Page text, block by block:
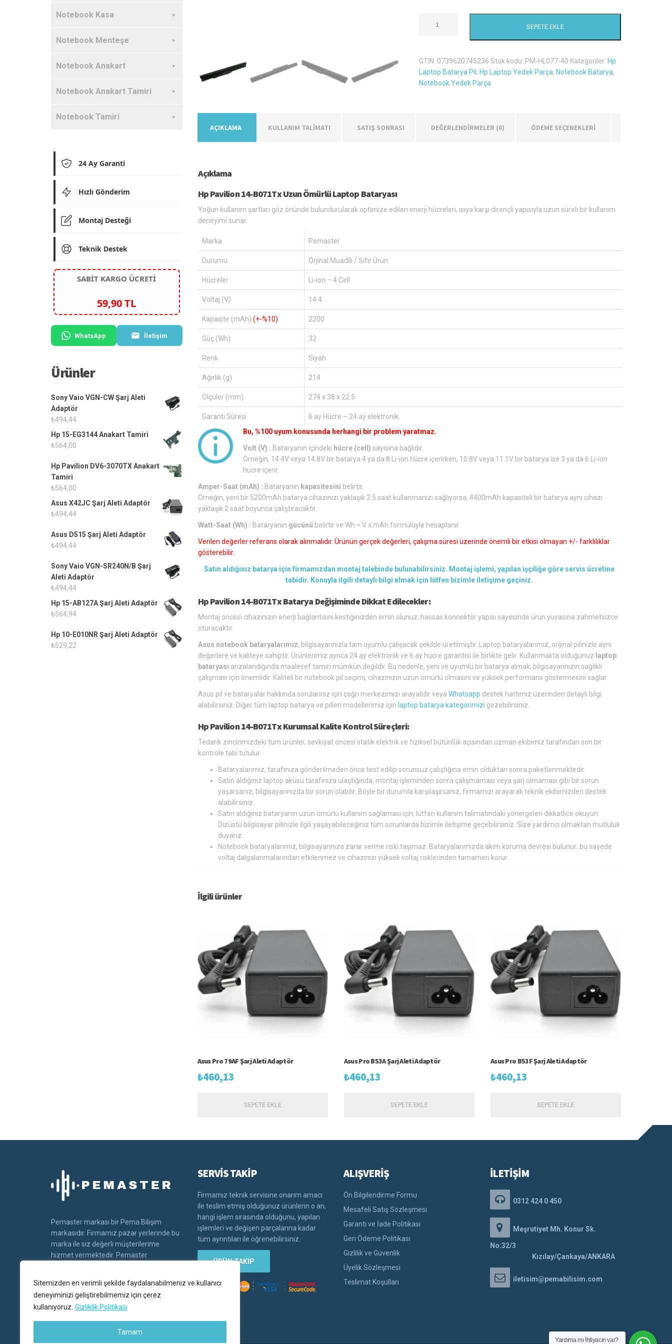
Sitemizden en verimli şekilde faydalanabilmeniz ve kullanıcı
deneyiminizi geliştirebilmemiz için çerez
kullanıyoruz. Gizliklik Politikası
Tamam
Pavilion
Laptop
Batarya
Pil
adet
SEPETE EKLE
GTIN: 0739620745236 Stok kodu: PM-HL077-40 Kategoriler: Hp
Laptop Batarya Pil , Hp Laptop Yedek Parça, Notebook Batarya,
Notebook Yedek Parça
AÇIKLAMA KULLANIM TALİMATI SATIŞ SONRASI DEĞERLENDIRMELER (0) ÖDEME SEÇENEKLERİ
Açıklama
Hp Pavilion 14-B071Tx Uzun Ömürlü Laptop Bataryası
Yoğun kullanım şartları göz önünde bulundurularak optimize edilen enerji hücreleri, ısıya karşı dirençli yapısıyla uzun süreli bir kullanım
deneyimi sunar.
Marka Pemaster
Durumu Orjinal Muadili / Sıfır Ürün
Hücreler Li-ion – 4 Cell
Voltaj (V) 14.4
Kapasite (mAh) (+-%10) 2200
Güç (Wh) 32
Renk Siyah
Ağırlık (g) 214
Ölçüler (mm) 274 x 38 x 22.5
Garanti Süresi
6 ay Hücre – 24 ay elektronik.
Bu, %100 uyum konusunda herhangi bir problem yaratmaz.
Volt (V) : Bataryanın içindeki hücre (cell) sayısına bağlıdır.
Örneğin, 14.4V veya 14.8V bir batarya 4 ya da 8 Li-ion hücre içerirken, 10.8V veya 11.1V bir batarya ise 3 ya da 6 Li-ion
hücre içerir.
Amper-Saat (mAh) : Bataryanın kapasitesini belirtir.
Örneğin, yeni bir 5200mAh batarya cihazınızı yaklaşık 2.5 saat kullanmanızı sağlıyorsa, 4400mAh kapasiteli bir batarya aynı cihazı
yaklaşık 2 saat boyunca çalıştıracaktır.
Watt-Saat (Wh) : Bataryanın gücünü belirtir ve Wh = V x mAh formülüyle hesaplanır
Verilen değerler referans olarak alınmalıdır. Ürünün gerçek değerleri, çalışma süresi üzerinde önemli bir etkisi olmayan +/- farklılıklar
gösterebilir.
Satın aldığınız batarya için firmamızdan montaj talebinde bulunabilirsiniz. Montaj işlemi, yapılan işçiliğe göre servis ücretine
tabidir. Konuyla ilgili detaylı bilgi almak için lütfen bizimle iletişime geçiniz.
Hp Pavilion 14-B071Tx Batarya Değişiminde Dikkat Edilecekler:
Montaj öncesi cihazınızın enerji bağlantısını kestiğinizden emin olunuz; hassas konnektör yapısı sayesinde ürün yuvasına zahmetsizce
oturacaktır.
Asus notebook bataryalarımız, bilgisayarınızla tam uyumlu çalışacak şekilde üretilmiştir. Laptop bataryalarımız, orijinal pilinizle aynı
değerlere ve kaliteye sahiptir. Ürünlerimiz ayrıca 24 ay elektronik ve 6 ay hücre garantisi ile birlikte gelir. Kullanmakta olduğunuz laptop
bataryası arızalandığında maalesef tamiri mümkün değildir. Bu nedenle, yeni ve uyumlu bir batarya almak, bilgisayarınızın sağlıklı
çalışması için önemlidir. Kaliteli bir notebook pil seçimi, cihazınızın uzun ömürlü olmasını ve yüksek performans göstermesini sağlar.
Asus pil ve bataryalar hakkında sorularınız için çağrı merkezimizi arayabilir veya Whatsapp destek hattımız üzerinden detaylı bilgi
alabilirsiniz. Diğer tüm laptop batarya ve pilleri modellerimiz için laptop batarya kategorimizi gezebilirsiniz.
Hp Pavilion 14-B071Tx Kurumsal Kalite Kontrol Süreçleri:
Tedarik zincirimizdeki tüm ürünler, sevkiyat öncesi statik elektrik ve fiziksel bütünlük açısından uzman ekibimiz tarafından son bir
kontrole tabi tutulur.
Bataryalarımız, tarafınıza gönderilmeden önce test edilip sorunsuz çalıştığına emin olduktan sonra paketlenmektedir.
Satın aldığınız laptop aküsü tarafınıza ulaştığında, montaj işleminden sonra çalışmaması veya şarj olmaması gibi bir sorun
yaşarsanız, bilgisayarınızda bir sorun olabilir. Böyle bir durumla karşılaşırsanız, firmamızı arayarak teknik ekibimizden destek
alabilirsiniz
Satın aldığınız bataryanın uzun ömürlü kullanım sağlaması için, lütfen kullanım talimatındaki yönergeleri dikkatlice okuyun.
Dizüstü bilgisayar pilinizle ilgili yaşayabileceğiniz tüm sorunlarda bizimle iletişime geçebilirsiniz. Size yardımcı olmaktan mutluluk
duyarız.
Notebook bataryalarımız, bilgisayarınıza zarar verme riski taşımaz. Bataryalarımızda akım koruma devresi bulunur; bu sayede
voltaj dalgalanmalarından etkilenmez ve cihazınızı yüksek voltaj risklerinden tamamen korur.
İlgili ürünler
Asus Pro 79AF Şarj Aleti Adaptör
₺460,13
SEPETE EKLE
Asus Pro B53A Şarj Aleti Adaptör
₺460,13
SEPETE EKLE
Asus Pro B53F Şarj Aleti Adaptör
₺460,13
SEPETE EKLE
Notebook Kasa
Notebook Menteşe
Notebook Anakart
Notebook Anakart Tamiri
Notebook Tamiri
24 Ay Garanti
Hızlı Gönderim
Montaj Desteği
Teknik Destek
SABİT KARGO ÜCRETİ
59,90 TL
WhatsApp İletişim
Ürünler
Sony Vaio VGN-CW Şarj Aleti
Adaptör
₺494,44
Hp 15-EG3144 Anakart Tamiri
₺564,00
Hp Pavilion DV6-3070TX Anakart
Tamiri
₺564,00
Asus X42JC Şarj Aleti Adaptör
₺494,44
Asus D515 Şarj Aleti Adaptör
₺494,44
Sony Vaio VGN-SR240N/B Şarj
Aleti Adaptör
₺494,44
Hp 15-AB127A Şarj Aleti Adaptör
₺564,94
Hp 10-E010NR Şarj Aleti Adaptör
₺529,22
Pemaster markası bir Pema Bilişim
markasıdır. Firmamız pazar yerlerinde bu
marka ile siz değerli müşterilerime
hizmet vermektedir. Pemaster
SERVİS TAKİP
Firmamız teknik servisine onarım amacı
ile teslim etmiş olduğunuz ürünlerin o an,
hangi işlem sırasında olduğunu, yapılan
işlemleri ve değişen parçalarına kadar
tüm ayrıntıları ile öğrenebilirsiniz.
ÜRÜN TAKİP
ALIŞVERİŞ
Ön Bilgilendirme Formu
Mesafeli Satış Sözleşmesi
Garanti ve İade Politikası
Geri Ödeme Politikası
Gizlilik ve Güvenlik
Üyelik Sözleşmesi
Teslimat Koşulları
İLETİŞİM
0312 424 0 450
Meşrutiyet Mh. Konur Sk.
No:32/3
Kızılay/Çankaya/ANKARA
iletisim@pemabilisim.com
Yardıma mı İhtiyacın var?